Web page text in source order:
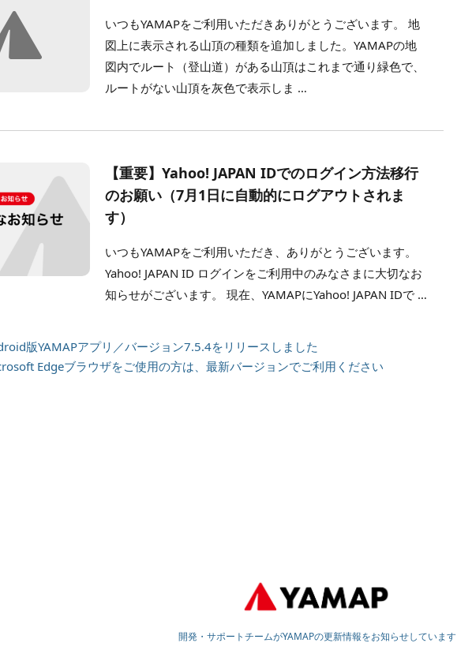
いつもYAMAPをご利用いただきありがとうございます。 地
図上に表示される山頂の種類を追加しました。YAMAPの地
図内でルート（登山道）がある山頂はこれまで通り緑色で、
ルートがない山頂を灰色で表示しま …
【重要】Yahoo! JAPAN IDでのログイン方法移行
のお願い（7月1日に自動的にログアウトされま
す）
いつもYAMAPをご利用いただき、ありがとうございます。
Yahoo! JAPAN ID ログインをご利用中のみなさまに大切なお
知らせがございます。 現在、YAMAPにYahoo! JAPAN IDで …
版YAMAPアプリ／バージョン7.5.4をリリースしました
Edgeブラウザをご使用の方は、最新バージョンでご利用ください
開発・サポートチームがYAMAPの更新情報をお知らせしています